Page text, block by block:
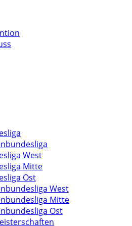
West
Mitte
Ost
West
Mitte
Ost